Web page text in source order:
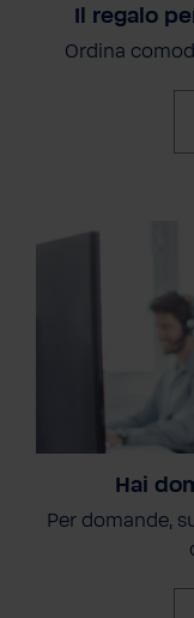
Il regalo
Ordina
Hai
Per domande,